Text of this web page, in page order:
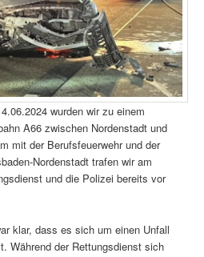
wurden wir zu einem
A66 zwischen Nordenstadt und
mit der Berufsfeuerwehr und der
Nordenstadt trafen wir am
und die Polizei bereits vor
klar, dass es sich um einen Unfall
Während der Rettungsdienst sich